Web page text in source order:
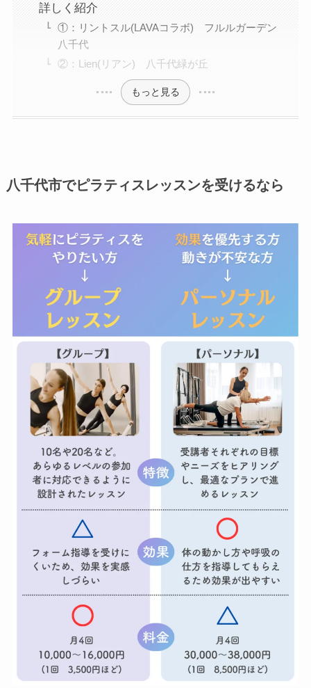
詳しく紹介
①：リントスル(LAVAコラボ) フルルガーデン
八千代
②：Lien(リアン) 八千代緑が丘
もっと見る
八千代市でピラティスレッスンを受けるなら